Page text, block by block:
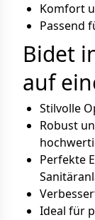
Komfort
Passend
Bidet
auf
Stilvolle
Robust
Perfekte
Ideal für